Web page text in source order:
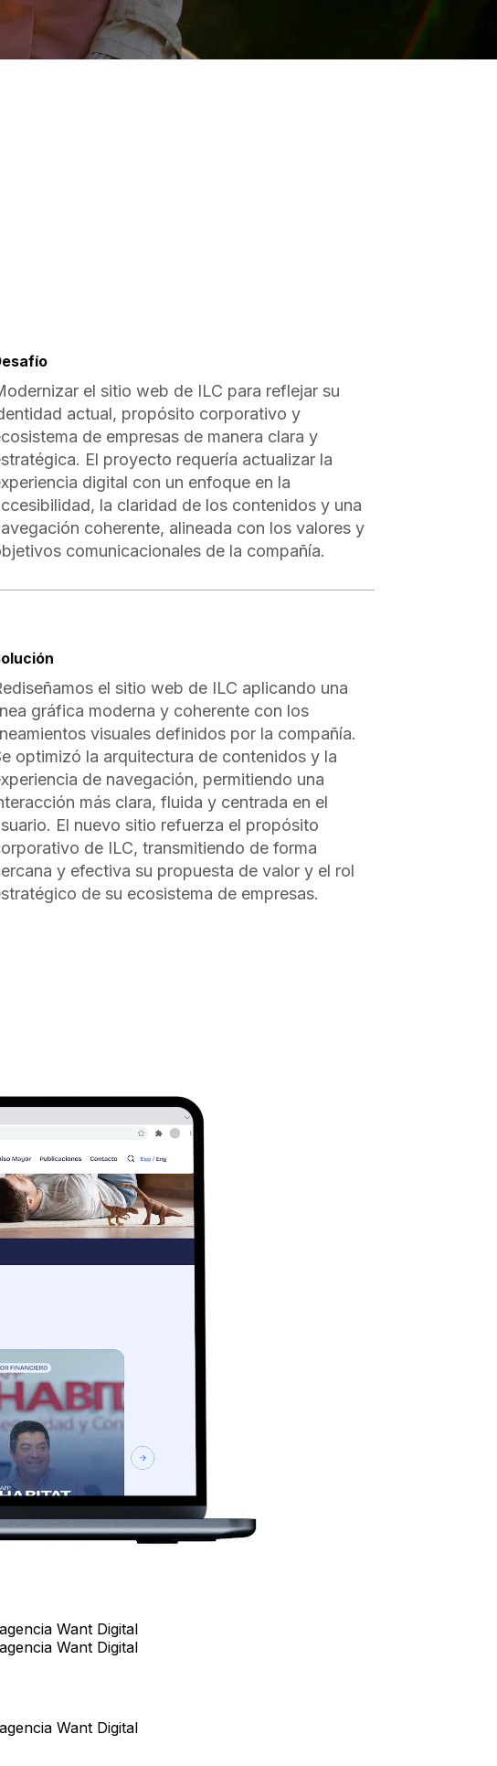
el sitio web de ILC para reflejar su
actual, propósito corporativo y
de empresas de manera clara y
El proyecto requería actualizar la
digital con un enfoque en la
la claridad de los contenidos y una
coherente, alineada con los valores y
comunicacionales de la compañía.
el sitio web de ILC aplicando una
gráfica moderna y coherente con los
visuales definidos por la compañía.
optimizó la arquitectura de contenidos y la
de navegación, permitiendo una
más clara, fluida y centrada en el
El nuevo sitio refuerza el propósito
de ILC, transmitiendo de forma
y efectiva su propuesta de valor y el rol
de su ecosistema de empresas.